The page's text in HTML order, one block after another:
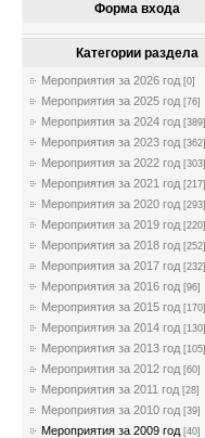
Форма входа
Категории раздела
Мероприятия за 2026 год [0]
Мероприятия за 2025 год [76]
Мероприятия за 2024 год [389]
Мероприятия за 2023 год [362]
Мероприятия за 2022 год [303]
Мероприятия за 2021 год [217]
Мероприятия за 2020 год [293]
Мероприятия за 2019 год [220]
Мероприятия за 2018 год [252]
Мероприятия за 2017 год [232]
Мероприятия за 2016 год [96]
Мероприятия за 2015 год [170]
Мероприятия за 2014 год [130]
Мероприятия за 2013 год [105]
Мероприятия за 2012 год [60]
Мероприятия за 2011 год [28]
Мероприятия за 2010 год [39]
Мероприятия за 2009 год [40]